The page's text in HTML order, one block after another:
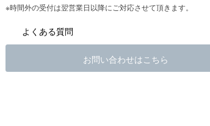
※時間外の受付は翌営業日以降にご対応させて頂きます。
よくある質問
お問い合わせはこちら